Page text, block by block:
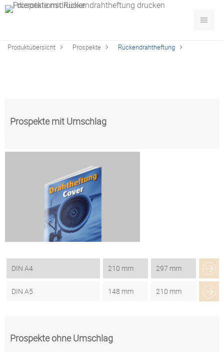
Produktübersicht Prospekte Rückendrahtheftung
Prospekte mit Umschlag
DIN A4 210 mm 297 mm
DIN A5 148 mm 210 mm
Prospekte ohne Umschlag